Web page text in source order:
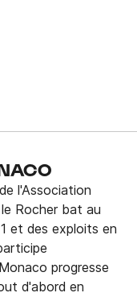
l'Association
Rocher bat au
et des exploits en
progresse
d'abord en